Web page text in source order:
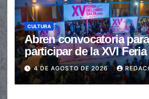
CULTURA
Abren convocatoria para
participar de la XVI
de Salta
4 DE AGOSTO DE 2026